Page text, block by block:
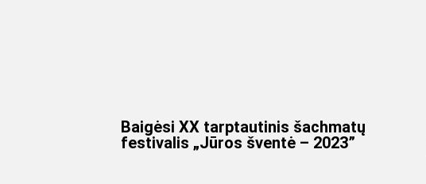
Baigėsi XX tarptautinis šachmatų
festivalis „Jūros šventė – 2023”